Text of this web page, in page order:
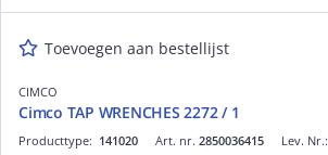
Toevoegen aan bestellijst
CIMCO
Cimco TAP WRENCHES 2272 / 1
Art. nr. 2850036415
Producttype: 141020 Lev. Nr.: